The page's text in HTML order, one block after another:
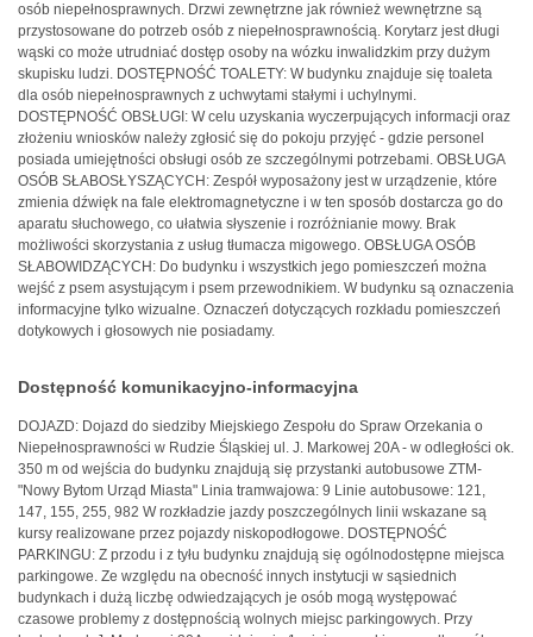
osób niepełnosprawnych. Drzwi zewnętrzne jak również wewnętrzne są
przystosowane do potrzeb osób z niepełnosprawnością. Korytarz jest długi
wąski co może utrudniać dostęp osoby na wózku inwalidzkim przy dużym
skupisku ludzi. DOSTĘPNOŚĆ TOALETY: W budynku znajduje się toaleta
dla osób niepełnosprawnych z uchwytami stałymi i uchylnymi.
DOSTĘPNOŚĆ OBSŁUGI: W celu uzyskania wyczerpujących informacji oraz
złożeniu wniosków należy zgłosić się do pokoju przyjęć - gdzie personel
posiada umiejętności obsługi osób ze szczególnymi potrzebami. OBSŁUGA
OSÓB SŁABOSŁYSZĄCYCH: Zespół wyposażony jest w urządzenie, które
zmienia dźwięk na fale elektromagnetyczne i w ten sposób dostarcza go do
aparatu słuchowego, co ułatwia słyszenie i rozróżnianie mowy. Brak
możliwości skorzystania z usług tłumacza migowego. OBSŁUGA OSÓB
SŁABOWIDZĄCYCH: Do budynku i wszystkich jego pomieszczeń można
wejść z psem asystującym i psem przewodnikiem. W budynku są oznaczenia
informacyjne tylko wizualne. Oznaczeń dotyczących rozkładu pomieszczeń
dotykowych i głosowych nie posiadamy.
Dostępność komunikacyjno-informacyjna
DOJAZD: Dojazd do siedziby Miejskiego Zespołu do Spraw Orzekania o
Niepełnosprawności w Rudzie Śląskiej ul. J. Markowej 20A - w odległości ok.
350 m od wejścia do budynku znajdują się przystanki autobusowe ZTM-
"Nowy Bytom Urząd Miasta" Linia tramwajowa: 9 Linie autobusowe: 121,
147, 155, 255, 982 W rozkładzie jazdy poszczególnych linii wskazane są
kursy realizowane przez pojazdy niskopodłogowe. DOSTĘPNOŚĆ
PARKINGU: Z przodu i z tyłu budynku znajdują się ogólnodostępne miejsca
parkingowe. Ze względu na obecność innych instytucji w sąsiednich
budynkach i dużą liczbę odwiedzających je osób mogą występować
czasowe problemy z dostępnością wolnych miejsc parkingowych. Przy